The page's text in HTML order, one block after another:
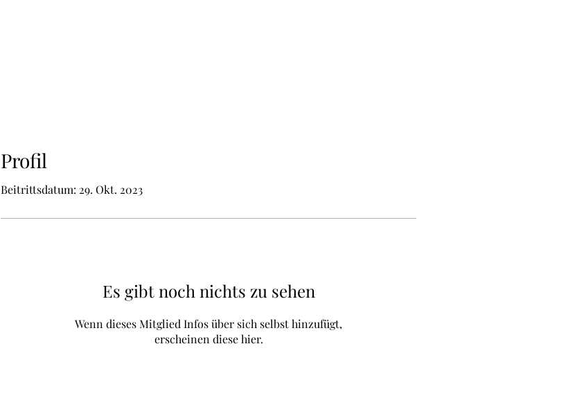
Profil
Beitrittsdatum: 29. Okt. 2023
Es gibt noch nichts zu sehen
Wenn dieses Mitglied Infos über sich selbst hinzufügt,
erscheinen diese hier.